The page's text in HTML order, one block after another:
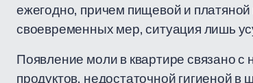
ежегодно, причем пищевой и
своевременных мер, ситуация лишь
Появление моли в квартире связано
продуктов, недостаточной гигиеной